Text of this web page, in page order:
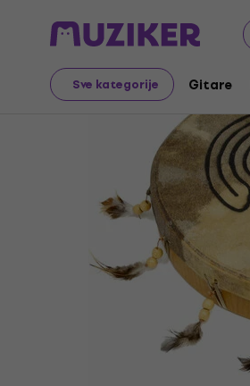
Sve kategorije Gitare
Muzički instrumenti Bubnjevi
Zvučni uzorak